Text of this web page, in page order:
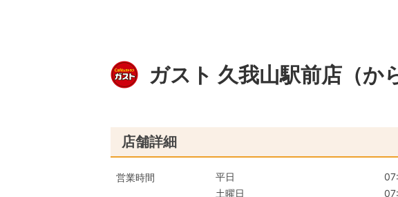
ガスト 久我山駅前店（か
店舗詳細
営業時間 平日
土曜日